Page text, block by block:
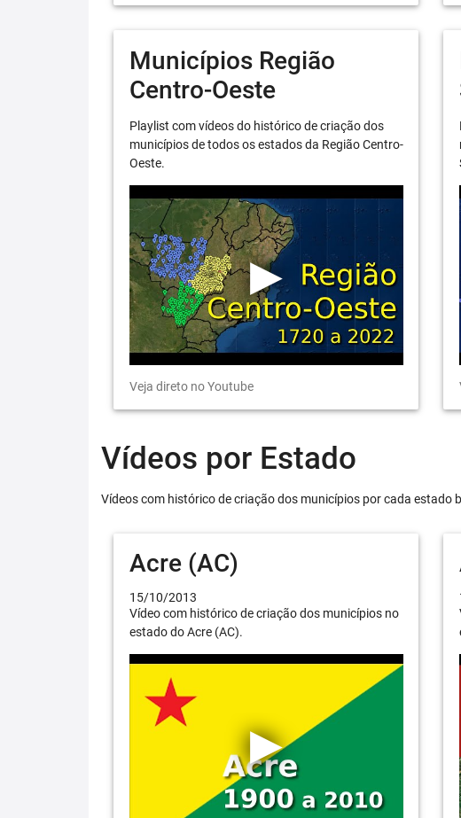
Municípios Região
Centro-Oeste
Playlist com vídeos do histórico de criação dos
municípios de todos os estados da Região Centro-
Oeste.
Veja direto no Youtube
Vídeos por Estado
Vídeos com histórico de criação dos municípios por cada estado
Acre (AC)
15/10/2013
Vídeo com histórico de criação dos municípios no
estado do Acre (AC).